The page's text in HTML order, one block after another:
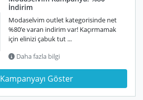
İndirim
Modaselvim outlet kategorisinde net
%80’e varan indirim var! Kaçırmamak
için elinizi çabuk tut ...
Daha fazla bilgi
Kampanyayı Göster